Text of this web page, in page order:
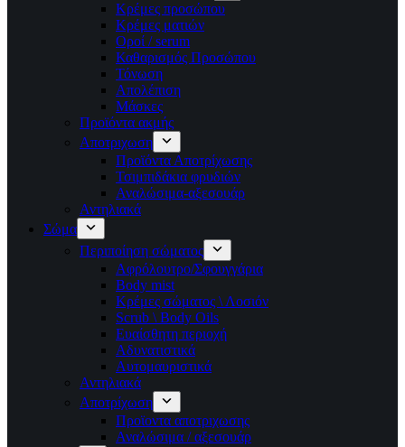
Κρέμες προσώπου
Κρέμες ματιών
Οροί / serum
Καθαρισμός Προσώπου
Τόνωση
Απολέπιση
Μάσκες
Προϊόντα ακμής
Αποτριχωση
Προϊόντα Αποτρίχωσης
Τσιμπιδάκια φρυδιών
Αναλώσιμα-αξεσουάρ
Αντηλιακά
Σώμα
Περιποίηση σώματος
Αφρόλουτρο/Σφουγγάρια
Body mist
Κρέμες σώματος \ Λοσιόν
Scrub \ Body Oils
Ευαίσθητη περιοχή
Αδυνατιστικά
Αυτομαυριστικά
Αντηλιακά
Αποτρίχωση
Προϊοντα αποτριχωσης
Αναλώσιμα / αξεσουάρ